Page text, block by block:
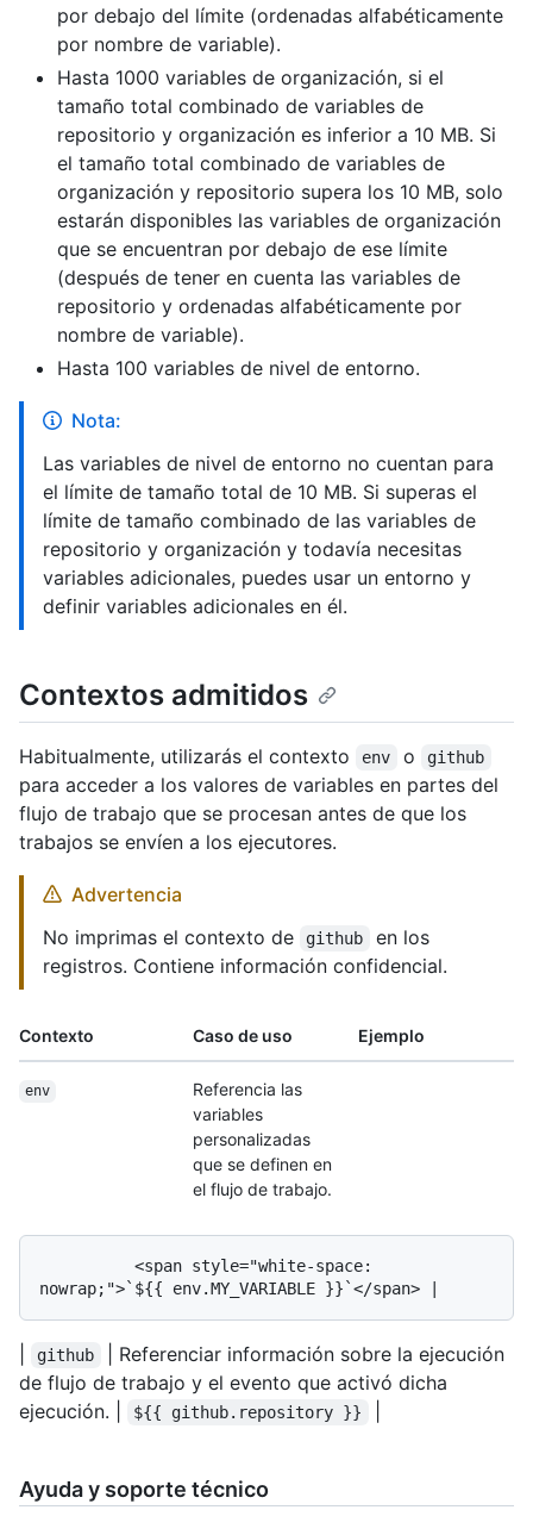
por debajo del límite (ordenadas alfabéticamente
por nombre de variable).
Hasta 1000 variables de organización, si el
tamaño total combinado de variables de
repositorio y organización es inferior a 10 MB. Si
el tamaño total combinado de variables de
organización y repositorio supera los 10 MB, solo
estarán disponibles las variables de organización
que se encuentran por debajo de ese límite
(después de tener en cuenta las variables de
repositorio y ordenadas alfabéticamente por
nombre de variable).
Hasta 100 variables de nivel de entorno.
Nota:
Las variables de nivel de entorno no cuentan para
el límite de tamaño total de 10 MB. Si superas el
límite de tamaño combinado de las variables de
repositorio y organización y todavía necesitas
variables adicionales, puedes usar un entorno y
definir variables adicionales en él.
Contextos admitidos
Habitualmente, utilizarás el contexto env o github
para acceder a los valores de variables en partes del
flujo de trabajo que se procesan antes de que los
trabajos se envíen a los ejecutores.
Advertencia
No imprimas el contexto de
github
en los
registros. Contiene información confidencial.
Contexto Caso de uso Ejemplo
env
Referencia las
variables
personalizadas
que se definen en
el flujo de trabajo.
github
| Referenciar información sobre la ejecución
de flujo de trabajo y el evento que activó dicha
ejecución. |
${{ github.repository }}
Ayuda y soporte técnico